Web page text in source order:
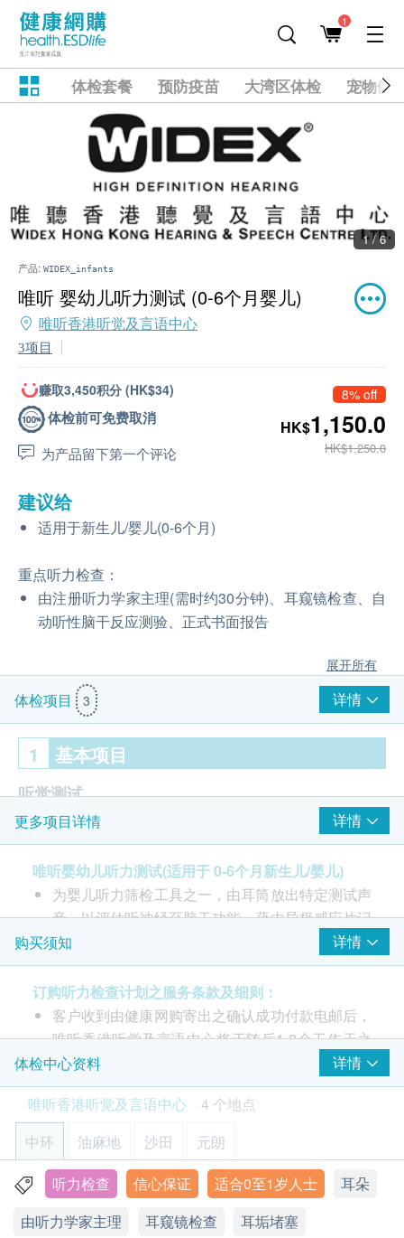
1
体检套餐 预防疫苗 大湾区体检 宠物健
1 / 6
产品: WIDEX_infants
唯听 婴幼儿听力测试 (0-6个月婴儿)
唯听香港听觉及言语中心
3项目
赚取3,450积分 (HK$34)
体检前可免费取消
为产品留下第一个评论
8% off
HK$1,150.0
HK$1,250.0
建议给
适用于新生儿/婴儿(0-6个月)
重点听力检查：
由注册听力学家主理(需时约30分钟)、耳窥镜检查、自
动听性脑干反应测验、正式书面报告
展开所有
体检项目 3 详情
1 基本项目
听觉测试
由听力学家主理
自动听性脑干反应测验
更多项目详情 详情
唯听婴幼儿听力测试(适用于 0-6个月新生儿/婴儿)
为婴儿听力筛检工具之一，由耳筒放出特定测试声
音，以评估听神经至脑干功能，藉由导极感应片记
录婴儿脑干对测试声音的脑电波反应。
当新生儿/婴儿保持入睡状态，只需为新生儿/婴儿
戴上一个可发声的入耳式耳筒，由耳筒放出三十五
分贝特定测试声音，设于头部和颈部的导极感应片
便会探测到脑干对声音的反应。
检查包括：
耳窥镜检查
自动听性脑干反应测验
购买须知 详情
订购听力检查计划之服务条款及细则：
客户收到由健康网购寄出之确认成功付款电邮后，
唯听香港听觉及言语中心将于随后1-2个工作天之
办公时间内，致电客户预约听力检查的时间及地
点。 客户可在订单确认一个工作天后致电中心查
询 。
客户须于预约当天出示身份证及打印订购确认信确
认身份。
除婴幼儿听力测试外，其余听力测试仅限于18岁或
以上人士。
听觉检查计划有效期为 6 个月，客户必须于 6 个月
体检中心资料
详情
唯听香港听觉及言语中心
4 个地点
中环
油麻地 沙田 元朗
香港中环皇后大道中70号卡佛大厦8楼808室
显示地图
听力检查 信心保证 适合0至1岁人士
耳朵
由听力学家主理
耳窥镜检查 耳垢堵塞